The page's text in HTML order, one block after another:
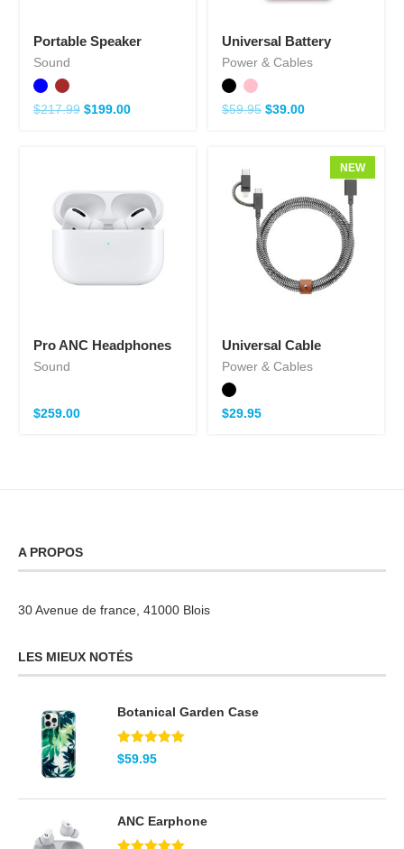
Portable Speaker
Sound
$217.99 $199.00
Universal Battery
Power & Cables
$59.95 $39.00
Pro ANC Headphones
Sound
$259.00
NEW
Universal Cable
Power & Cables
$29.95
A PROPOS
30 Avenue de france, 41000 Blois
LES MIEUX NOTÉS
Botanical Garden Case
Note5.00
sur 5
$59.95
ANC Earphone